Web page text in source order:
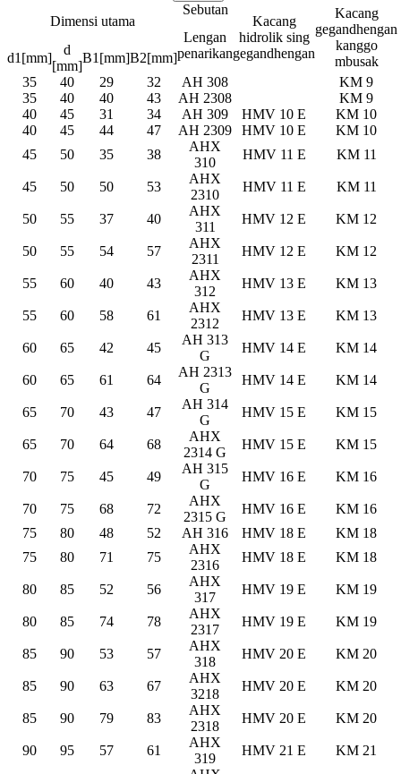
Dimensi utama
Sebutan
Kacang
hidrolik sing
gegandhengan
Kacang
gegandhengan
kanggo
mbusak
Lengan
penarikan
d1[mm]
d
[mm]
B1[mm]B2[mm]
35
40 29 32 AH 308
KM 9
35
40 40 43 AH 2308
KM 9
40
45 31 34 AH 309 HMV 10 E
KM 10
40
45 44 47 AH 2309 HMV 10 E
KM 10
45
50 35 38
AHX
310
HMV 11 E KM 11
45 50 50 53
AHX
2310
HMV 11 E KM 11
50 55 37 40
AHX
311
HMV 12 E KM 12
50 55 54 57
AHX
2311
HMV 12 E KM 12
55 60 40 43
AHX
312
HMV 13 E KM 13
55 60 58 61
AHX
2312
HMV 13 E KM 13
60 65 42 45
AH 313
G
HMV 14 E KM 14
60 65 61 64
AH 2313
G
HMV 14 E KM 14
65 70 43 47
AH 314
G
HMV 15 E KM 15
65 70 64 68
AHX
2314 G
HMV 15 E KM 15
70 75 45 49
AH 315
G
HMV 16 E KM 16
70 75 68 72
AHX
2315 G
HMV 16 E
KM 16
75
80 48 52 AH 316 HMV 18 E
KM 18
75
80 71 75
AHX
2316
HMV 18 E KM 18
80 85 52 56
AHX
317
HMV 19 E KM 19
80 85 74 78
AHX
2317
HMV 19 E KM 19
85 90 53 57
AHX
318
HMV 20 E KM 20
85 90 63 67
AHX
3218
HMV 20 E KM 20
85 90 79 83
AHX
2318
HMV 20 E KM 20
90 95 57 61
AHX
319
HMV 21 E KM 21